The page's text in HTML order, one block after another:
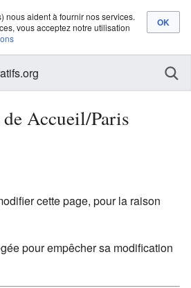
nous aident à fournir nos services.
vous acceptez notre utilisation
Accueil/Paris
cette page, pour la raison
pour empêcher sa modification